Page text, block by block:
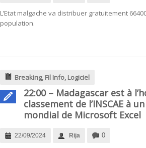
L’Etat malgache va distribuer gratuitement
population.
Breaking, Fil Info, Logiciel
22:00 – Madagascar est à
classement de l’INSCAE à
mondial de Microsoft Excel
22/09/2024 Rija 0